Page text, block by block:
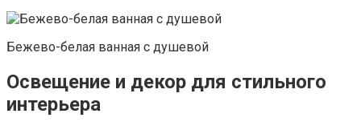
Бежево-белая ванная с душевой
Освещение и декор для стильного
интерьера